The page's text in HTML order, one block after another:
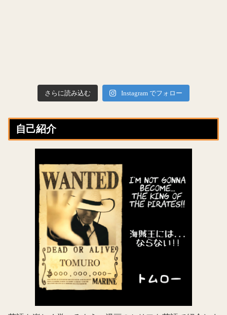
さらに読み込む Instagram でフォロー
自己紹介